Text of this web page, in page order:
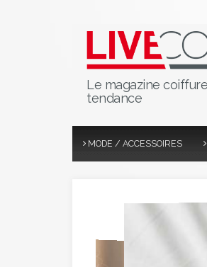
Le magazine
tendance
MODE / ACCESSOIRES